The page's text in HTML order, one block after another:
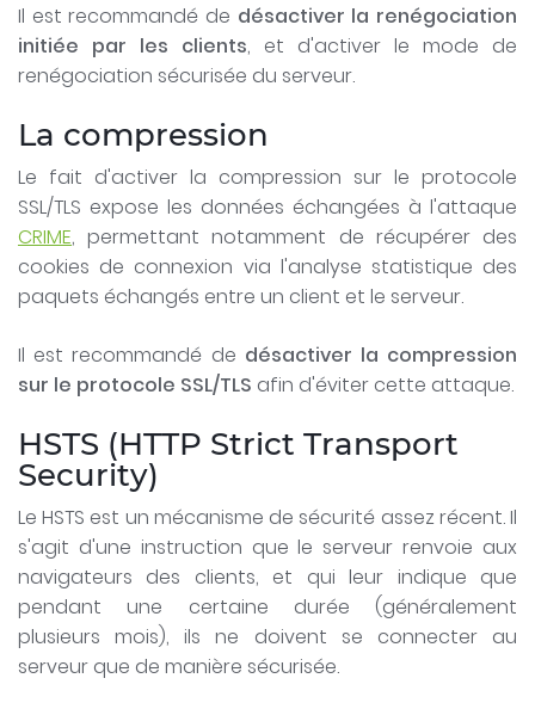
Il est recommandé de désactiver la renégociation
initiée par les clients, et d'activer le mode de
renégociation sécurisée du serveur.
La compression
Le fait d'activer la compression sur le protocole
SSL/TLS expose les données échangées à l'attaque
CRIME, permettant notamment de récupérer des
cookies de connexion via l'analyse statistique des
paquets échangés entre un client et le serveur.
Il est recommandé de désactiver la compression
sur le protocole SSL/TLS afin d'éviter cette attaque.
HSTS (HTTP Strict Transport
Security)
Le HSTS est un mécanisme de sécurité assez récent. Il
s'agit d'une instruction que le serveur renvoie aux
navigateurs des clients, et qui leur indique que
pendant une certaine durée (généralement
plusieurs mois), ils ne doivent se connecter au
serveur que de manière sécurisée.